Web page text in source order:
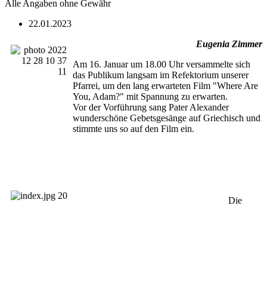
Alle Angaben ohne Gewähr
22.01.2023
Eugenia Zimmer
Am 16. Januar um 18.00 Uhr versammelte sich
das Publikum langsam im Refektorium unserer
Pfarrei, um den lang erwarteten Film "Where Are
You, Adam?" mit Spannung zu erwarten.
Vor der Vorführung sang Pater Alexander
wunderschöne Gebetsgesänge auf Griechisch und
stimmte uns so auf den Film ein.
Die